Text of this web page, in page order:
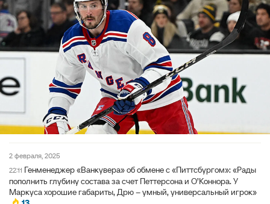
2 февраля, 2025
22:11 Генменеджер «Ванкувера» об обмене с «Питтсбургом»: «Рады
пополнить глубину состава за счет Петтерсона и О’Коннора. У
Маркуса хорошие габариты, Дрю – умный, универсальный игрок»